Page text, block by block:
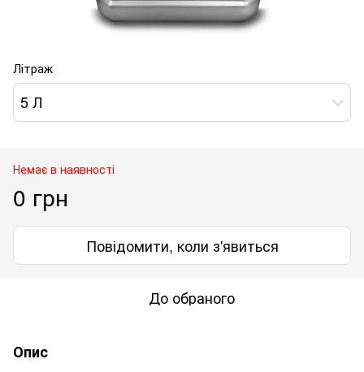
Літраж
5 Л
Немає в наявності
0 грн
Повідомити, коли з'явиться
До обраного
Опис